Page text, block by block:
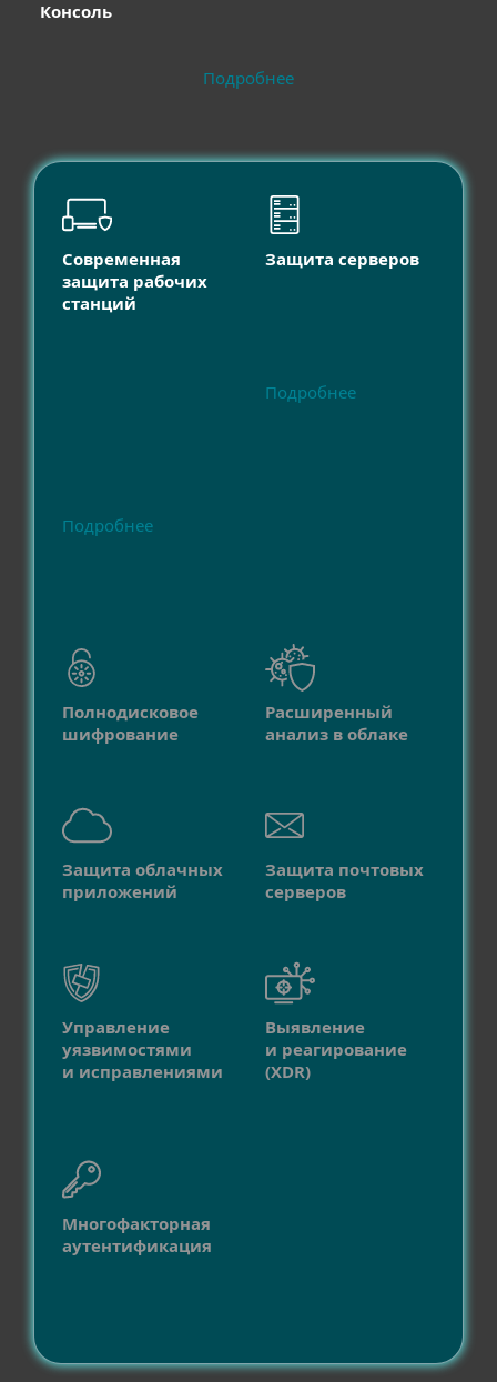
Консоль
Подробнее
Современная
защита рабочих
станций
Подробнее
Защита серверов
Подробнее
Полнодисковое
шифрование
Расширенный
анализ в облаке
Защита облачных
приложений
Защита почтовых
серверов
Управление
уязвимостями
и исправлениями
Выявление
и реагирование
(XDR)
Многофакторная
аутентификация